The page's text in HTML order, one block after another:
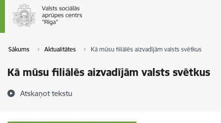
Sākums Aktualitātes Kā mūsu filiālēs aizvadījām valsts svētkus
Kā mūsu filiālēs aizvadījām valsts svētkus
Atskaņot tekstu